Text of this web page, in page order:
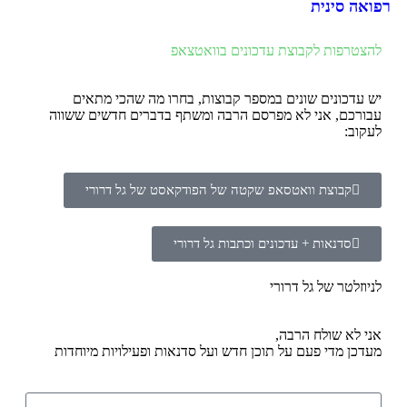
רפואה סינית
להצטרפות לקבוצת עדכונים בוואטצאפ
יש עדכונים שונים במספר קבוצות, בחרו מה שהכי מתאים
עבורכם, אני לא מפרסם הרבה ומשתף בדברים חדשים ששווה
לעקוב:
קבוצת וואטסאפ שקטה של הפודקאסט של גל דרורי
סדנאות + עדכונים וכתבות גל דרורי
לניוזלטר של גל דרורי
אני לא שולח הרבה,
מעדכן מדי פעם על תוכן חדש ועל סדנאות ופעילויות מיוחדות